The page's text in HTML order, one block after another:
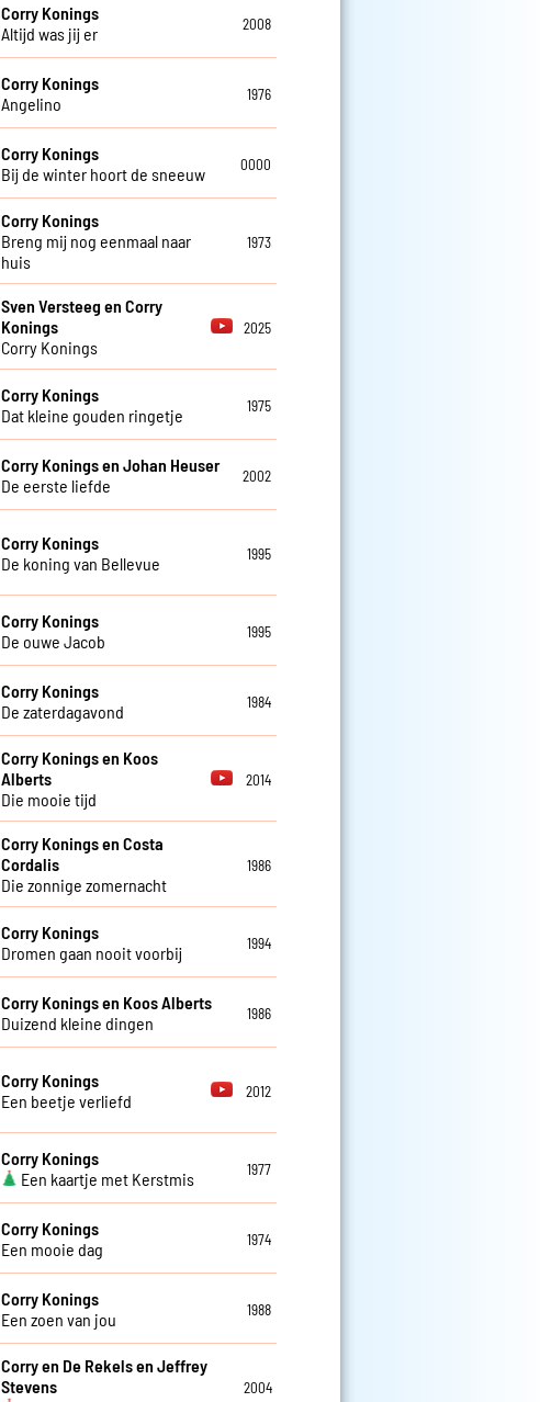
Corry Konings
Altijd was jij er
2008
Corry Konings
Angelino
1976
Corry Konings
Bij de winter hoort de sneeuw
0000
Corry Konings
Breng mij nog eenmaal naar
huis
1973
Sven Versteeg en Corry
Konings
Corry Konings
2025
Corry Konings
Dat kleine gouden ringetje
1975
Corry Konings en Johan Heuser
De eerste liefde
2002
Corry Konings
De koning van Bellevue
1995
Corry Konings
De ouwe Jacob
1995
Corry Konings
De zaterdagavond
1984
Corry Konings en Koos
Alberts
Die mooie tijd
2014
Corry Konings en Costa
Cordalis
Die zonnige zomernacht
1986
Corry Konings
Dromen gaan nooit voorbij
1994
Corry Konings en Koos Alberts
Duizend kleine dingen
1986
Corry Konings
Een beetje verliefd
2012
Corry Konings
Een kaartje met Kerstmis
1977
Corry Konings
Een mooie dag
1974
Corry Konings
Een zoen van jou
1988
Corry en De Rekels en Jeffrey
Stevens
2004